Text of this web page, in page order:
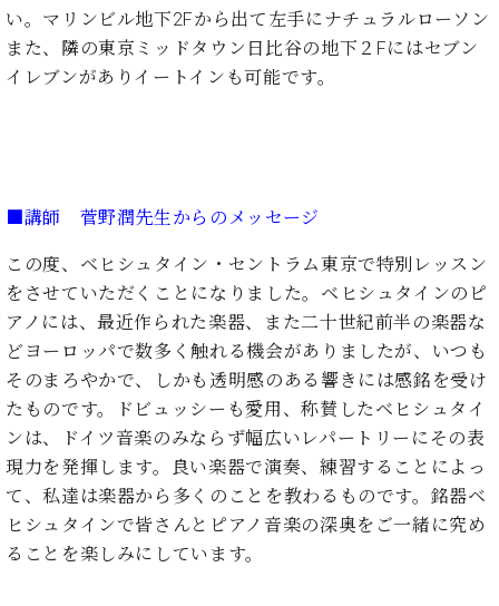
ホ
ロ
ェ
ッ
シ
ョ
ナ
ル
W.
ホ
フ
マ
ト
内
(PDF)
お
本
社
：
八
子
・
技
術
営
業
セ
ン
タ
い。マリンビル地下2Fから出て左手にナチュラルローソン
また、隣の東京ミッドタウン日比谷の地下２Fにはセブン
イレブンがありイートインも可能です。
■講師 菅野潤先生からのメッセージ
この度、ベヒシュタイン・セントラム東京で特別レッスン
をさせていただくことになりました。ベヒシュタインのピ
アノには、最近作られた楽器、また二十世紀前半の楽器な
どヨーロッパで数多く触れる機会がありましたが、いつも
そのまろやかで、しかも透明感のある響きには感銘を受け
たものです。ドビュッシーも愛用、称賛したベヒシュタイ
ンは、ドイツ音楽のみならず幅広いレパートリーにその表
現力を発揮します。良い楽器で演奏、練習することによっ
て、私達は楽器から多くのことを教わるものです。銘器ベ
ヒシュタインで皆さんとピアノ音楽の深奥をご一緒に究め
ることを楽しみにしています。